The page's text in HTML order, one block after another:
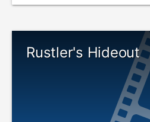
Rustler's Hideout